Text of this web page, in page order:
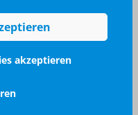
akzeptieren